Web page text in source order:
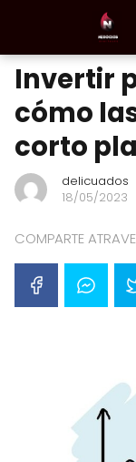
Invertir
cómo
corto
delicuados
18/05/2023
COMPARTE